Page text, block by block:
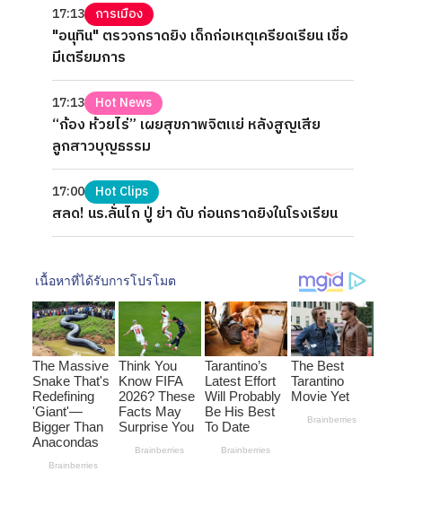
17:13 การเมือง
"อนุทิน" ตรวจกราดยิง เด็กก่อเหตุเครียดเรียน เชื่อ
มีเตรียมการ
17:13 Hot News
“ก้อง ห้วยไร่” เผยสุขภาพจิตแย่ หลังสูญเสีย
ลูกสาวบุญธรรม
17:00 Hot Clips
สลด! นร.ลั่นไก ปู่ ย่า ดับ ก่อนกราดยิงในโรงเรียน